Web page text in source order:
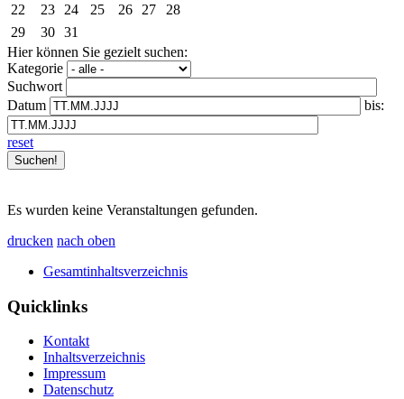
22
23 24 25 26 27
28
29
30 31
Hier können Sie gezielt suchen:
Kategorie
Suchwort
Datum
bis:
reset
Es wurden keine Veranstaltungen gefunden.
drucken nach oben
Gesamtinhaltsverzeichnis
Quicklinks
Kontakt
Inhaltsverzeichnis
Impressum
Datenschutz